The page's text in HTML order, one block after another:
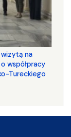
na
współpracy
Tureckiego